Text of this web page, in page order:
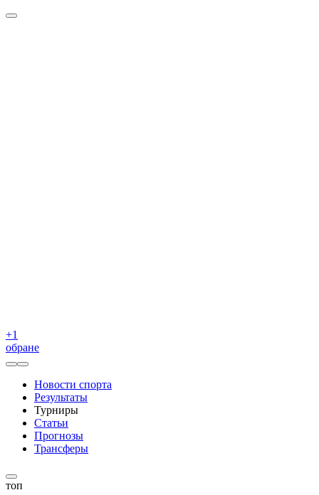
+1
обране
Новости спорта
Результаты
Турниры
Статьи
Прогнозы
Трансферы
топ